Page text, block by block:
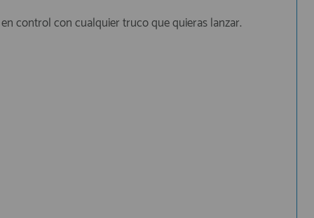
control con cualquier truco que quieras lanzar.